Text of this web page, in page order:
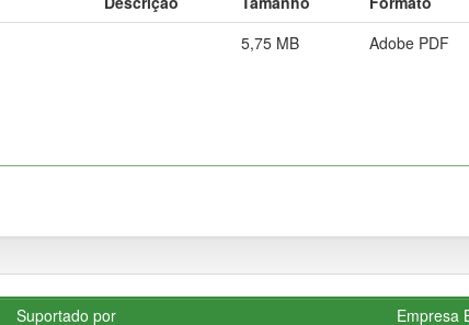
5,75 MB Adobe PDF
Suportado por Empresa